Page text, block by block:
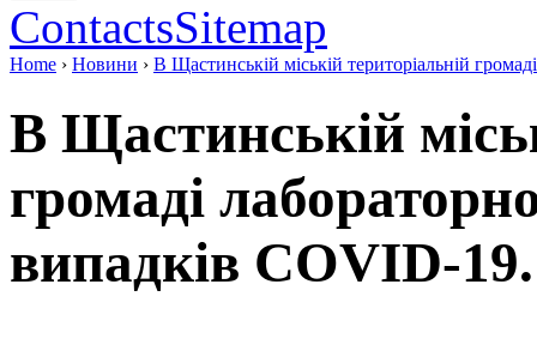
ContactsSitemap
Home › Новини › В Щастинській міській територіальній
В Щастинській
громаді
випадків COVID-19.